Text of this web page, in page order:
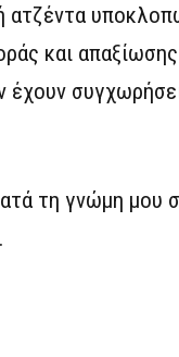
ατζέντα
και
έχουν
τη γνώμη μου